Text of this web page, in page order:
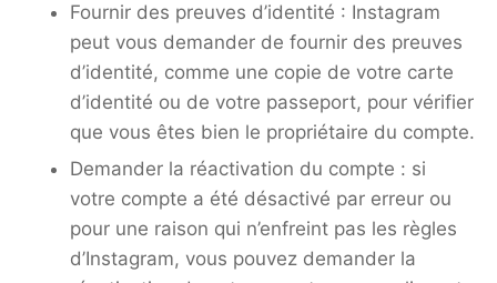
Fournir des preuves d’identité : Instagram
peut vous demander de fournir des preuves
d’identité, comme une copie de votre carte
d’identité ou de votre passeport, pour vérifier
que vous êtes bien le propriétaire du compte.
Demander la réactivation du compte : si
votre compte a été désactivé par erreur ou
pour une raison qui n’enfreint pas les règles
d’Instagram, vous pouvez demander la